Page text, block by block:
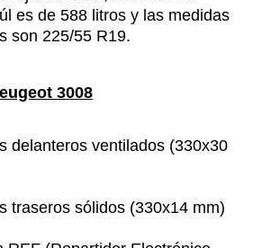
es de 588 litros y las medidas
son 225/55 R19.
3008
delanteros ventilados (330x30
traseros sólidos (330x14 mm)